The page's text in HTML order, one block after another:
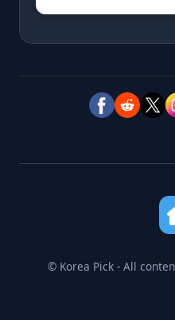
© Korea Pick - All